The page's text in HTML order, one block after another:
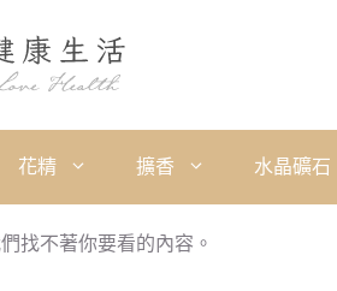
花精 擴香 水晶礦石
找不著你要看的內容。